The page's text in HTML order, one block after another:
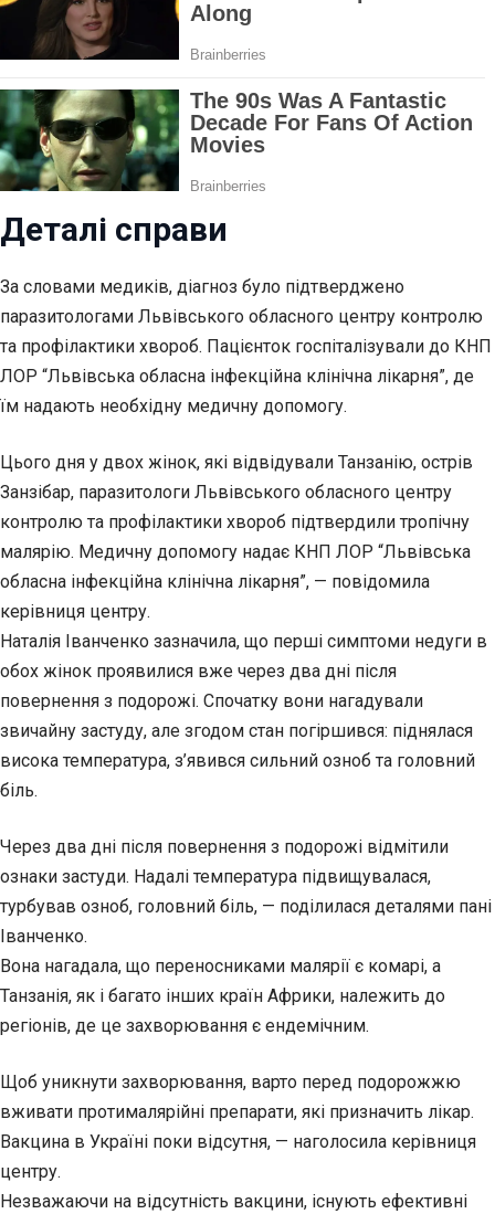
Деталі справи
За словами медиків, діагноз було підтверджено
паразитологами Львівського обласного центру контролю
та профілактики хвороб. Пацієнток госпіталізували до КНП
ЛОР “Львівська обласна інфекційна клінічна лікарня”, де
їм надають необхідну медичну допомогу.
Цього дня у двох жінок, які відвідували Танзанію, острів
Занзібар, паразитологи Львівського обласного центру
контролю та профілактики хвороб підтвердили тропічну
малярію. Медичну допомогу надає КНП ЛОР “Львівська
обласна інфекційна клінічна лікарня”, — повідомила
керівниця центру.
Наталія Іванченко зазначила, що перші симптоми недуги в
обох жінок проявилися вже через два дні після
повернення з подорожі. Спочатку вони нагадували
звичайну застуду, але згодом стан погіршився: піднялася
висока температура, з’явився сильний озноб та головний
біль.
Через два дні після повернення з подорожі відмітили
ознаки застуди. Надалі температура підвищувалася,
турбував озноб, головний біль, — поділилася деталями пані
Іванченко.
Вона нагадала, що переносниками малярії є комарі, а
Танзанія, як і багато інших країн Африки, належить до
регіонів, де це захворювання є ендемічним.
Щоб уникнути захворювання, варто перед подорожжю
вживати протималярійні препарати, які призначить лікар.
Вакцина в Україні поки відсутня, — наголосила керівниця
центру.
Незважаючи на відсутність вакцини, існують ефективні